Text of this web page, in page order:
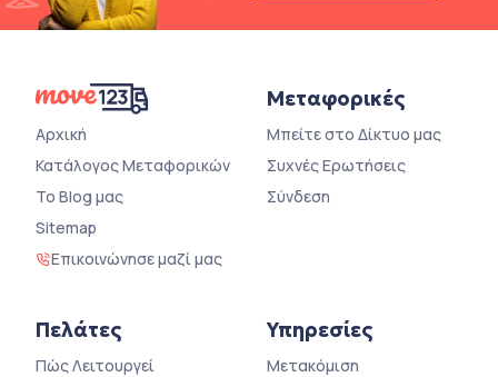
Αρχική
Κατάλογος Μεταφορικών
Το Blog μας
Sitemap
Επικοινώνησε μαζί μας
Μεταφορικές
Μπείτε στο Δίκτυο μας
Συχνές Ερωτήσεις
Σύνδεση
Πελάτες
Πώς Λειτουργεί
Υπηρεσίες
Μετακόμιση